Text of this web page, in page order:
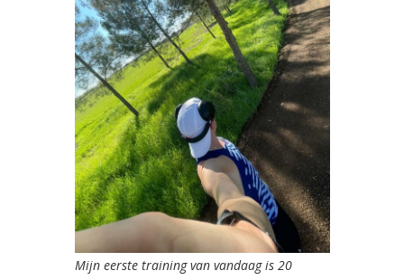
Mijn eerste training van vandaag is 20